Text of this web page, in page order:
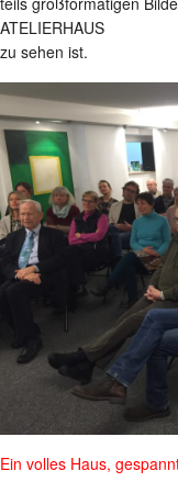
ATELIERHAUS
zu sehen ist.
Ein volles Haus,